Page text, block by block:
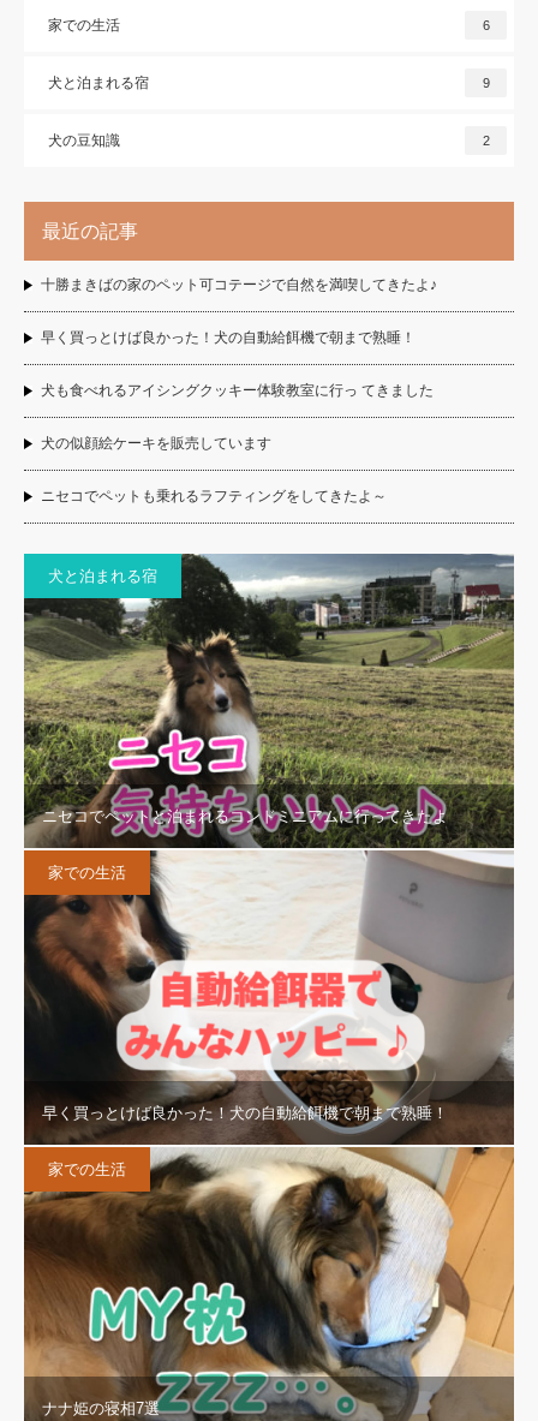
家での生活 6
犬と泊まれる宿 9
犬の豆知識 2
最近の記事
十勝まきばの家のペット可コテージで自然を満喫してきたよ♪
早く買っとけば良かった！犬の自動給餌機で朝まで熟睡！
犬も食べれるアイシングクッキー体験教室に行っ てきました
犬の似顔絵ケーキを販売しています
ニセコでペットも乗れるラフティングをしてきたよ～
犬と泊まれる宿
ニセコでペットと泊まれるコンドミニアムに行ってきたよ
家での生活
早く買っとけば良かった！犬の自動給餌機で朝まで熟睡！
家での生活
ナナ姫の寝相7選